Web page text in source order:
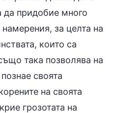
да придобие много
за целта на
които са
така позволява на
своята
на своята
грозотата на